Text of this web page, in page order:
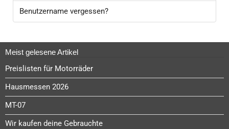
Benutzername vergessen?
Meist gelesene Artikel
Preislisten für Motorräder
Hausmessen 2026
MT-07
Wir kaufen deine Gebrauchte